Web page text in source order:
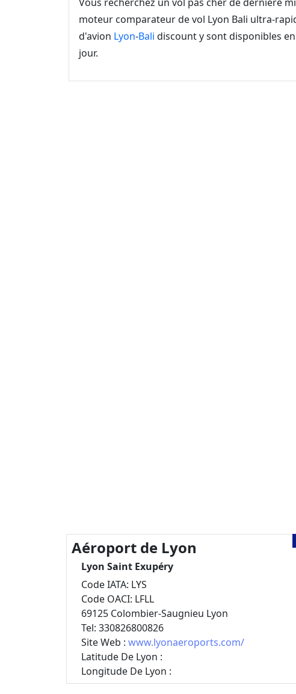
moteur comparateur de vol Lyon Bali ultra-
d'avion Lyon-Bali discount y sont disponibles
jour.
Aéroport de Lyon
Lyon Saint Exupéry
Code IATA: LYS
Code OACI: LFLL
69125 Colombier-Saugnieu Lyon
Tel: 330826800826
Site Web : www.lyonaeroports.com/
Latitude De Lyon :
Longitude De Lyon :